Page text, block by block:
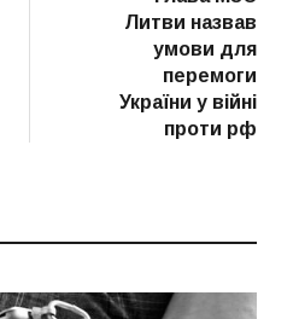
Литви назвав
умови для
перемоги
України у війні
проти рф